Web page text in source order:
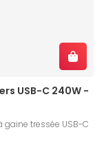
USB-C 240W -
tressée USB-C